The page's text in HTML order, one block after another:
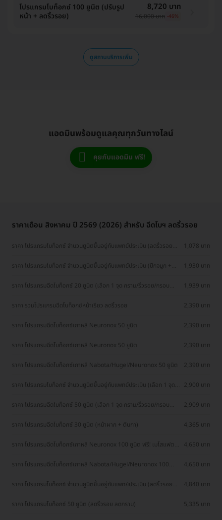
โปรแกรมโบท็อกซ์ 100 ยูนิต (ปรับรูป
หน้า + ลดริ้วรอย)
8,720 บาท
16,000 บาท -46%
ดูสถานบริการเพิ่ม
แอดมินพร้อมดูแลคุณทุกวันทางไลน์
คุยกับแอดมิน ฟรี!
ราคาเดือน สิงหาคม ปี 2569 (2026) สำหรับ ฉีดโบฯ ลดริ้วรอย
ราคา โปรแกรมโบท็อกซ์ จำนวนยูนิตขึ้นอยู่กับแพทย์ประเมิน (ลดริ้วรอย
1,078 บาท
ราคา โปรแกรมโบท็อกซ์ จำนวนยูนิตขึ้นอยู่กับแพทย์ประเมิน (ปีกจมูก +
1,930 บาท
ราคา โปรแกรมฉีดโบท็อกซ์ 20 ยูนิต (เลือก 1 จุด กราม/ริ้วรอย/กรอบ
1,939 บาท
ราคา รวมโปรแกรมฉีดโบท็อกซ์หน้าเรียว ลดริ้วรอย 2,390 บาท
ราคา โปรแกรมฉีดโบท็อกซ์เกาหลี Neuronox 50 ยูนิต 2,390 บาท
ราคา โปรแกรมฉีดโบท็อกซ์เกาหลี Neuronox 50 ยูนิต 2,390 บาท
ราคา โปรแกรมฉีดโบท็อกซ์เกาหลี Nabota/Hugel/Neuronox 50 ยูนิต 2,390 บาท
ราคา โปรแกรมโบท็อกซ์ จำนวนยูนิตขึ้นอยู่กับแพทย์ประเมิน (เลือก 1 จุด
2,900 บาท
ราคา โปรแกรมฉีดโบท็อกซ์ 50 ยูนิต (เลือก 1 จุด กราม/ริ้วรอย/กรอบ
2,909 บาท
ราคา โปรแกรมฉีดโบท็อกซ์ 30 ยูนิต (หน้าผาก + ตีนกา) 4,365 บาท
ราคา โปรแกรมฉีดโบท็อกซ์เกาหลี Neuronox 100 ยูนิต ฟรี! เมโสแฟต
4,650 บาท
ราคา โปรแกรมฉีดโบท็อกซ์เกาหลี Nabota/Hugel/Neuronox 100
4,650 บาท
ราคา โปรแกรมโบท็อกซ์ จำนวนยูนิตขึ้นอยู่กับแพทย์ประเมิน (ลดริ้วรอย
4,840 บาท
ราคา โปรแกรมโบท็อกซ์ 50 ยูนิต (ลดริ้วรอย ลดกราม) 5,335 บาท